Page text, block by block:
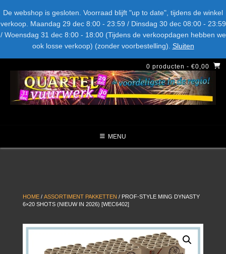
De webshop is gesloten. Voorraad blijft "up to date", tijdens de winkel
verkoop. Maandag 29 dec 8:00 - 23:59 / Dinsdag 30 dec 08:00 - 23:59
/ Woensdag 31 dec 8:00 - 18:00 (Tijdens de verkoopdagen hebben we
ook losse verkoop) (zonder voorbestelling). Sluiten
naar
inhoud
LEVERANCIERS TYPE AANBIEDINGEN CATEGORIE
NIEUW DIT JAAR
MENU
0 producten - €0,00
HOME / ASSORTIMENT PAKKETTEN / PROF-STYLE MING DYNASTY
6×20 SHOTS (NIEUW IN 2026) [WEC6402]